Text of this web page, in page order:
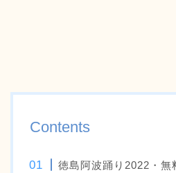
Contents
徳島阿波踊り2022・無